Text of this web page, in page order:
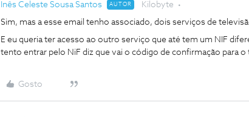
Inês Celeste Sousa Santos AUTOR Kilobyte
Sim, mas a esse email tenho associado, dois serviços de
E eu queria ter acesso ao outro serviço que até tem um NIF
tento entrar pelo NiF diz que vai o código de confirmação para o
Gosto